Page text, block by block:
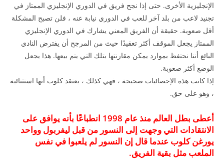
الإنجليزية الأخرى. حتى إذا نجح فريق في الدوري الإنجليزي الممتاز في
تجنيد لاعب من بلد آخر للعب في الدوري نيابة عنه ، فلن تصبح المشكلة
أقل صعوبة. حقيقة أن الفريق المعني يشارك في الدوري الإنجليزي
الممتاز يجعل الموقف أكثر تعقيدًا حيث من المرجح أن يفترض النادي
البائع أننا نحتفظ بموارد يمكن مقارنتها بتلك التي يتم بيعها. هذا يجعل
الوضع أكثر صعوبة.
إذا كانت هذه الإحصائيات صحيحة ، فهي كذلك ، يعتقد كلوب أنها استثنائية
، وهو على حق.
أعطى بطل العالم منذ عام 1998 انطباعًا بأنه يوافق على
الانتقادات التي وجهت إلى النسور من قبل ليفربول وواحد
يورغن كلوب عندما قال إن النسور لم يلعبوا في نفس
الملعب مثل بقية الفريق.